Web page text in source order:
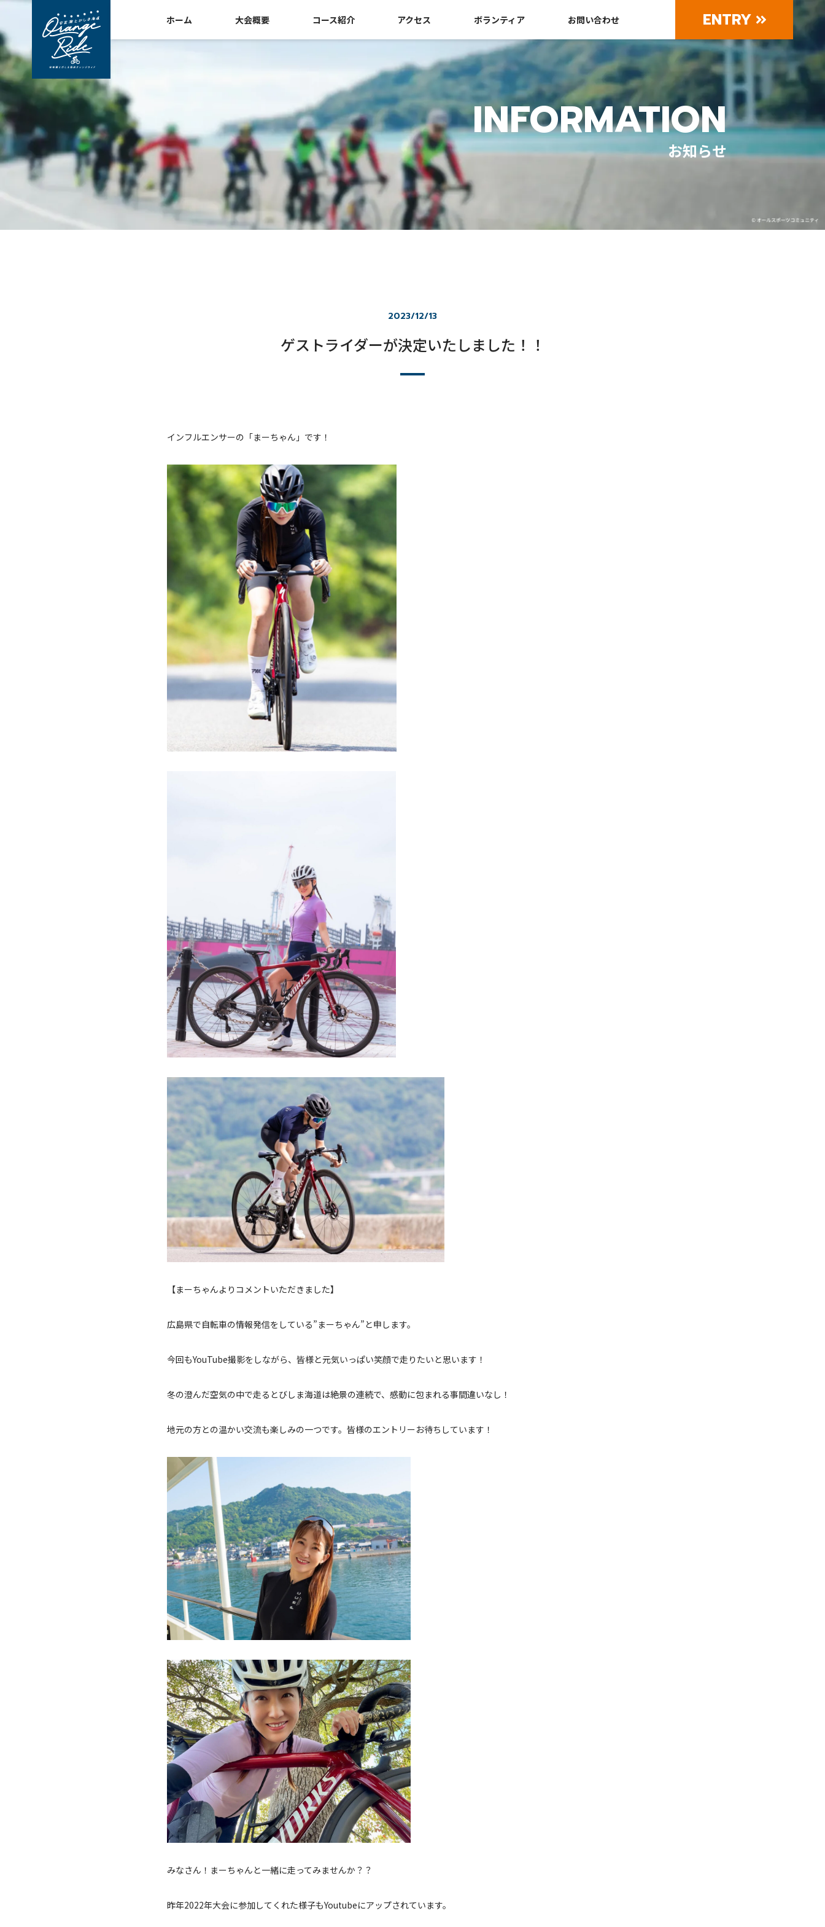
ホーム 大会概要 コース紹介 アクセス ボランティア お問い合わせ ENTRY
INFORMATION
お知らせ
2023/12/13
ゲストライダーが決定いたしました！！
インフルエンサーの「まーちゃん」です！
【まーちゃんよりコメントいただきました】
広島県で自転車の情報発信をしている”まーちゃん”と申します。
今回もYouTube撮影をしながら、皆様と元気いっぱい笑顔で走りたいと思います！
冬の澄んだ空気の中で走るとびしま海道は絶景の連続で、感動に包まれる事間違いなし！
地元の方との温かい交流も楽しみの一つです。皆様のエントリーお待ちしています！
みなさん！まーちゃんと一緒に走ってみませんか？？
昨年2022年大会に参加してくれた様子もYoutubeにアップされています。